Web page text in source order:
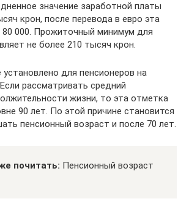
значение заработной платы
крон, после перевода в евро эта
80 000. Прожиточный минимум для
не более 210 тысяч крон.
для пенсионеров на
рассматривать средний
жизни, то эта отметка
90 лет. По этой причине становится
пенсионный возраст и после 70 лет.
почитать: Пенсионный возраст